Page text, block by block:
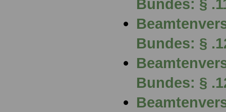
Bundes: §
Bundes: §
Bundes: §